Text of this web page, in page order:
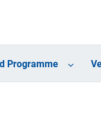
Programme